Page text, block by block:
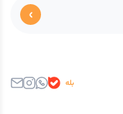
بلهواتساپ
اینستاگرامایمیل